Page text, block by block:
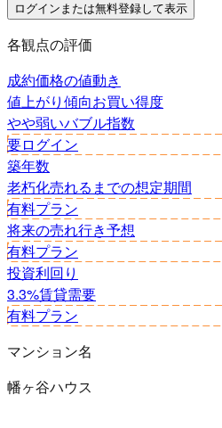
ログインまたは無料登録して表示
各観点の評価
成約価格の値動き
値上がり傾向お買い得度
やや弱いバブル指数
要ログイン
築年数
老朽化売れるまでの想定期間
有料プラン
将来の売れ行き予想
有料プラン
投資利回り
3.3%賃貸需要
有料プラン
マンション名
幡ヶ谷ハウス